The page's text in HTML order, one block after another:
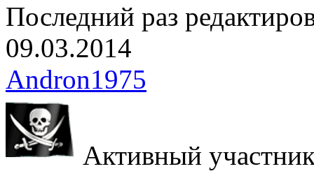
Последний раз
09.03.2014
Andron1975
Активный